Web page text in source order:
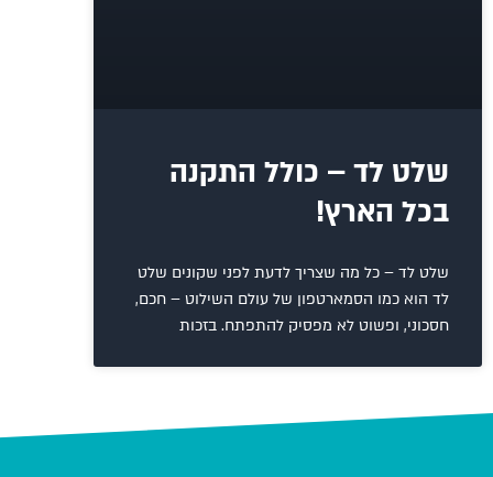
שלט לד – כולל התקנה
בכל הארץ!
שלט לד – כל מה שצריך לדעת לפני שקונים שלט
לד הוא כמו הסמארטפון של עולם השילוט – חכם,
חסכוני, ופשוט לא מפסיק להתפתח. בזכות